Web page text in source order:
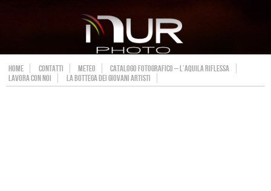
HOME CONTATTI METEO
CATALOGO FOTOGRAFICO – L’AQUILA RIFLESSA
LAVORA CON NOI
LA BOTTEGA DEI GIOVANI ARTISTI